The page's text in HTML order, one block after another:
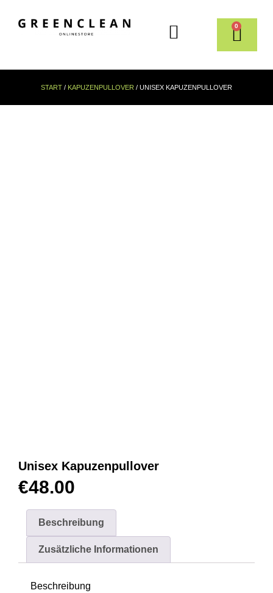
0
START / KAPUZENPULLOVER / UNISEX KAPUZENPULLOVER
Unisex Kapuzenpullover
€48.00
Beschreibung
Zusätzliche Informationen
Beschreibung